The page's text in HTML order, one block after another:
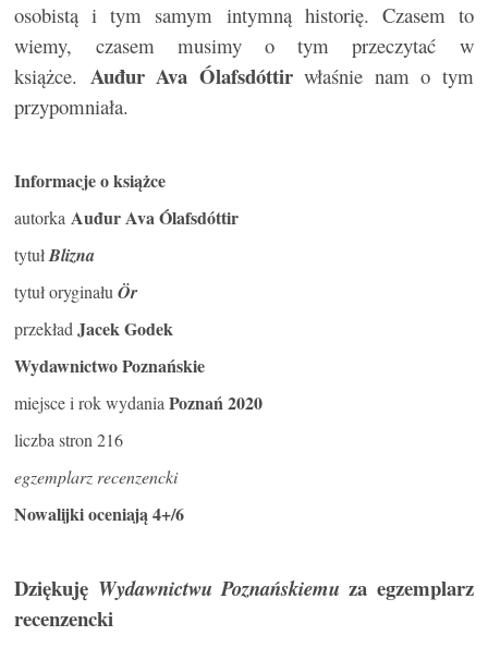
osobistą i tym samym intymną historię. Czasem to
wiemy, czasem musimy o tym przeczytać w
książce. Auđur Ava Ólafsdóttirwłaśnie nam o tym
przypomniała.
Informacje o książce
autorka Auđur Ava Ólafsdóttir
tytułBlizna
tytuł oryginałuÖr
przekładJacek Godek
Wydawnictwo Poznańskie
miejsce i rok wydaniaPoznań 2020
liczba stron 216
egzemplarz recenzencki
Nowalijki oceniają 4+/6
Dziękuję Wydawnictwu Poznańskiemu za egzemplarz
recenzencki